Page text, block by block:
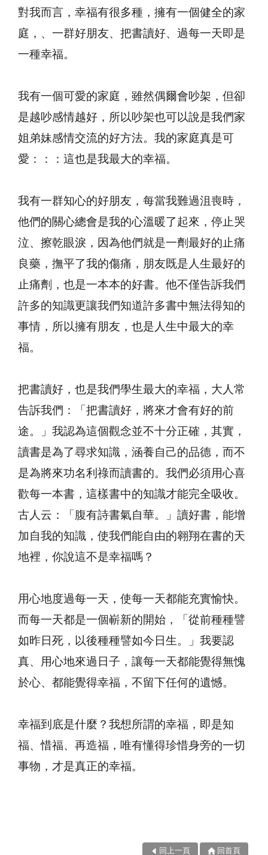
對我而言，幸福有很多種，擁有一個健全的家
庭，、一群好朋友、把書讀好、過每一天即是
一種幸福。
我有一個可愛的家庭，雖然偶爾會吵架，但卻
是越吵感情越好，所以吵架也可以說是我們家
姐弟妹感情交流的好方法。我的家庭真是可
愛：：：這也是我最大的幸福。
我有一群知心的好朋友，每當我難過沮喪時，
他們的關心總會是我的心溫暖了起來，停止哭
泣、擦乾眼淚，因為他們就是一劑最好的止痛
良藥，撫平了我的傷痛，朋友既是人生最好的
止痛劑，也是一本本的好書。他不僅告訴我們
許多的知識更讓我們知道許多書中無法得知的
事情，所以擁有朋友，也是人生中最大的幸
福。
把書讀好，也是我們學生最大的幸福，大人常
告訴我們：「把書讀好，將來才會有好的前
途。」我認為這個觀念並不十分正確，其實，
讀書是為了尋求知識，涵養自己的品德，而不
是為將來功名利祿而讀書的。我們必須用心喜
歡每一本書，這樣書中的知識才能完全吸收。
古人云：「腹有詩書氣自華。」讀好書，能增
加自我的知識，使我們能自由的翱翔在書的天
地裡，你說這不是幸福嗎？
用心地度過每一天，使每一天都能充實愉快。
而每一天都是一個嶄新的開始，「從前種種譬
如昨日死，以後種種譬如今日生。」我要認
真、用心地來過日子，讓每一天都能覺得無愧
於心、都能覺得幸福，不留下任何的遺憾。
幸福到底是什麼？我想所謂的幸福，即是知
福、惜福、再造福，唯有懂得珍惜身旁的一切
事物，才是真正的幸福。
回上一頁 回首頁